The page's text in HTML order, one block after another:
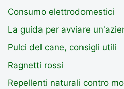
Consumo elettrodomestici
La guida per avviare
Pulci del cane, consigli utili
Ragnetti rossi
Repellenti naturali contro